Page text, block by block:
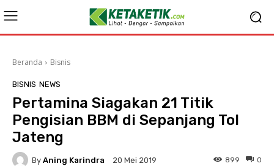
Beranda Bisnis
BISNIS NEWS
Pertamina Siagakan 21 Titik
Pengisian BBM di Sepanjang Tol
Jateng
By Aning Karindra 20 Mei 2019 0
899